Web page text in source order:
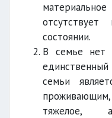
состоянии.
В семье нет
единственный
семьи
тяжелое,